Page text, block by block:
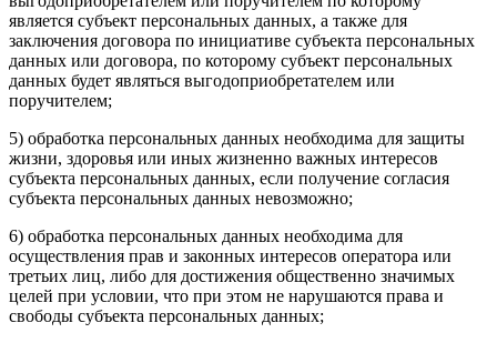
является субъект персональных данных, а также для
заключения договора по инициативе субъекта персональных
данных или договора, по которому субъект персональных
данных будет являться выгодоприобретателем или
поручителем;
5) обработка персональных данных необходима для защиты
жизни, здоровья или иных жизненно важных интересов
субъекта персональных данных, если получение согласия
субъекта персональных данных невозможно;
6) обработка персональных данных необходима для
осуществления прав и законных интересов оператора или
третьих лиц, либо для достижения общественно значимых
целей при условии, что при этом не нарушаются права и
свободы субъекта персональных данных;